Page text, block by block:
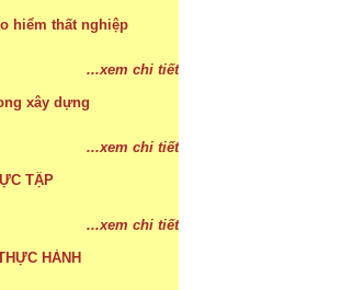
tài sản
...xem chi tiết
hiểm thất nghiệp
xây dựng
TẬP
HÀNH